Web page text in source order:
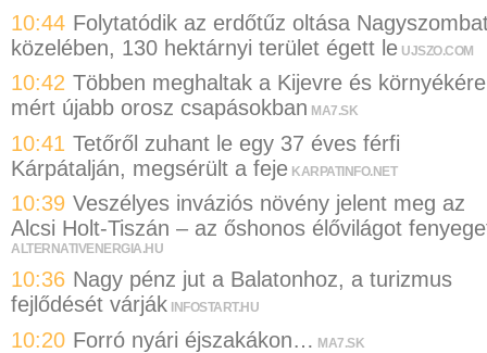
10:44 Folytatódik az erdőtűz oltása
közelében, 130 hektárnyi terület égett le UJSZO.COM
10:42 Többen meghaltak a Kijevre és környékére
mért újabb orosz csapásokban MA7.SK
10:41 Tetőről zuhant le egy 37 éves férfi
Kárpátalján, megsérült a feje KARPATINFO.NET
10:39 Veszélyes inváziós növény jelent meg az
Alcsi Holt-Tiszán – az őshonos élővilágot
ALTERNATIVENERGIA.HU
10:36 Nagy pénz jut a Balatonhoz, a turizmus
fejlődését várják INFOSTART.HU
10:20 Forró nyári éjszakákon… MA7.SK